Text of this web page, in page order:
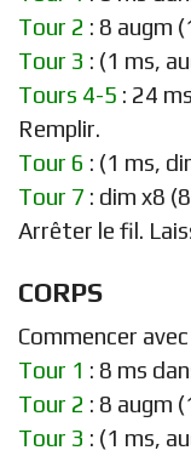
Tour 2 : 8 augm
Tour 3 : (1 ms,
Tours 4-5 : 24
Remplir.
Tour 6 : (1 ms,
Tour 7 : dim x8
Arrêter le fil.
CORPS
Commencer
Tour 1 : 8 ms
Tour 2 : 8 augm
Tour 3 : (1 ms,